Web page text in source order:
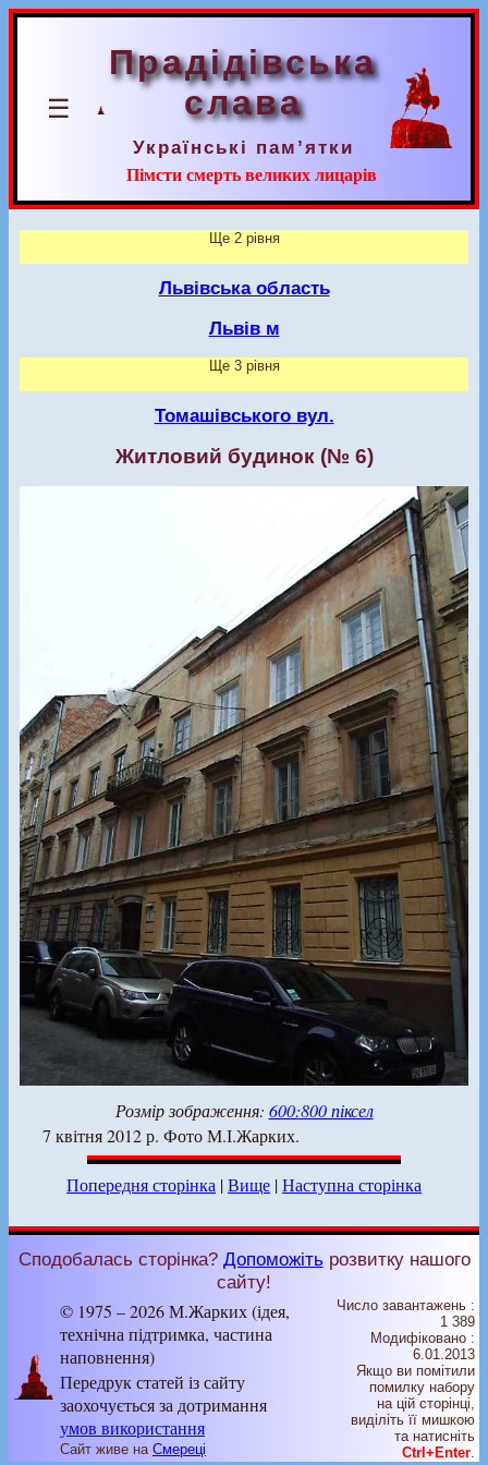
☰
Прадідівська
слава
Українські пам’ятки
Пімсти смерть великих лицарів
Ще 2 рівня
Львівська область
Львів м
Ще 3 рівня
Томашівського вул.
Житловий будинок (№ 6)
Розмір зображення: 600:800 піксел
7 квітня 2012 р. Фото М.І.Жарких.
Попередня сторінка |Вище |Наступна сторінка
Сподобалась сторінка? Допоможітьрозвитку нашого
сайту!
© 1975 – 2026 М.Жарких (ідея,
технічна підтримка, частина
наповнення)
Передрук статей із сайту
заохочується за дотримання
умов використання
Сайт живе на Смереці
Число завантажень :
1 389
Модифіковано :
6.01.2013
Якщо ви помітили
помилку набору
на цiй сторiнцi,
видiлiть її мишкою
та натисніть
Ctrl+Enter.